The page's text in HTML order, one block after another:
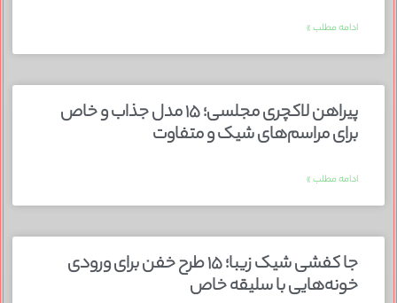
ادامه مطلب »
پیراهن لاکچری مجلسی؛ ۱۵ مدل جذاب و خاص
برای مراسم‌های شیک و متفاوت
ادامه مطلب »
جا کفشی شیک زیبا؛ ۱۵ طرح خفن برای ورودی
خونه‌هایی با سلیقه خاص